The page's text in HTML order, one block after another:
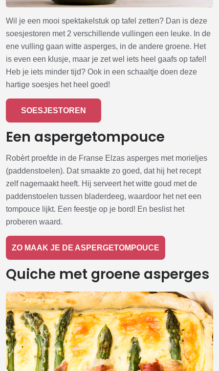
Wil je een mooi spektakelstuk op tafel zetten? Dan is deze
soesjestoren met 2 verschillende vullingen een leuke. In de
ene vulling gaan witte asperges, in de andere groene. Het
is even een klusje, maar je zet wel iets heel gaafs op tafel!
Heb je iets minder tijd? Ook in een schaaltje doen deze
hartige soesjes het heel goed!
SOESJESTOREN
Een aspergetompouce
Robèrt proefde in de Franse Elzas asperges met morieljes
(paddenstoelen). Dat smaakte zo goed, dat hij het recept
zelf nagemaakt heeft. Hij serveert het witte goud met de
paddenstoelen tussen bladerdeeg, waardoor het net een
tompouce lijkt. Een feestje op je bord! En beslist het
proberen waard.
ZO MAAK JE DE ASPERGETOMPOUCE
Quiche met groene asperges